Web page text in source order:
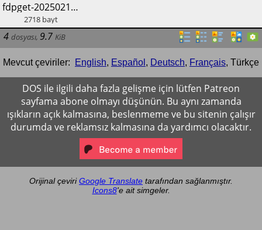
​fdpget-20250216.bat
2718 bayt
4 dosyası, 9.7 KiB
Mevcut çeviriler: English, Español , Deutsch, Français, Türkçe
DOS ile ilgili daha fazla gelişme için lütfen Patreon
sayfama abone olmayı düşünün. Bu aynı zamanda
ışıkların açık kalmasına, beslenmeme ve bu sitenin çalışır
durumda ve reklamsız kalmasına da yardımcı olacaktır.
Orijinal çeviriGoogle Translate tarafından sağlanmıştır.
Icons8'e ait simgeler.